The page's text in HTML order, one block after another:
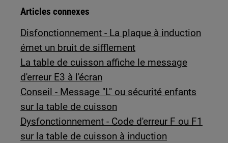
Articles connexes
Disfonctionnement - La plaque à induction
émet un bruit de sifflement
La table de cuisson affiche le message
d'erreur E3 à l'écran
Conseil - Message "L" ou sécurité enfants
sur la table de cuisson
Dysfonctionnement - Code d'erreur F ou F1
sur la table de cuisson à induction